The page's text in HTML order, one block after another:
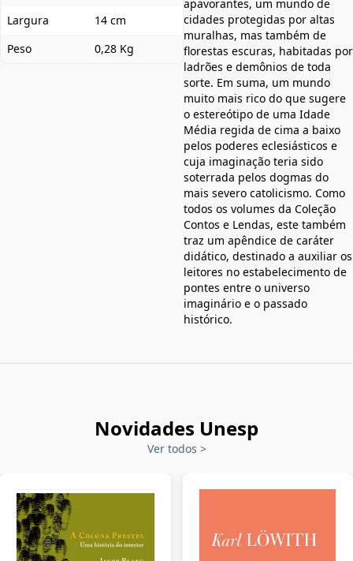
Largura
14 cm
Peso
0,28 Kg
apavorantes, um mundo de
cidades protegidas por altas
muralhas, mas também de
florestas escuras, habitadas por
ladrões e demônios de toda
sorte. Em suma, um mundo
muito mais rico do que sugere
o estereótipo de uma Idade
Média regida de cima a baixo
pelos poderes eclesiásticos e
cuja imaginação teria sido
soterrada pelos dogmas do
mais severo catolicismo. Como
todos os volumes da Coleção
Contos e Lendas, este também
traz um apêndice de caráter
didático, destinado a auxiliar os
leitores no estabelecimento de
pontes entre o universo
imaginário e o passado
histórico.
Novidades Unesp
Ver todos >